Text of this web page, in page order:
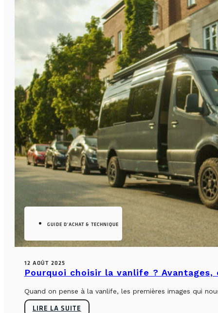
GUIDE D'ACHAT & TECHNIQUE
12 AOÛT 2025
Pourquoi choisir la vanlife ?
Quand on pense à la vanlife, les premières images qui
LIRE LA SUITE